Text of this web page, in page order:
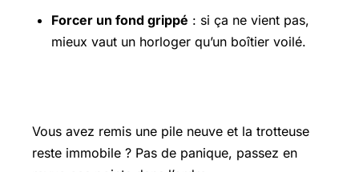
Forcer un fond grippé : si ça ne vient pas,
mieux vaut un horloger qu’un boîtier voilé.
Vous avez remis une pile neuve et la trotteuse
reste immobile ? Pas de panique, passez en